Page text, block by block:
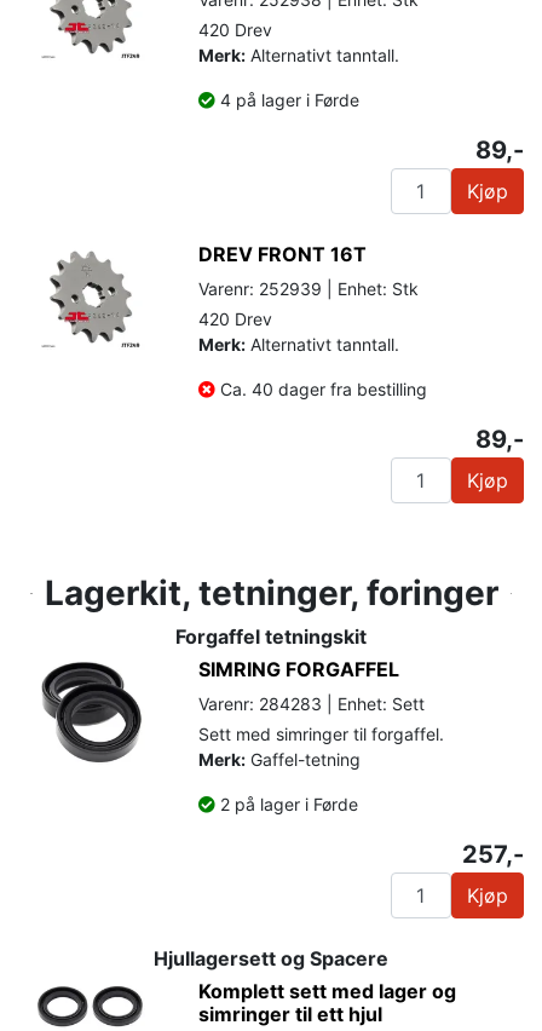
420 Drev
Merk: Alternativt tanntall.
4 på lager i Førde
89,-
Kjøp
DREV FRONT 16T
Varenr: 252939 | Enhet: Stk
420 Drev
Merk: Alternativt tanntall.
Ca. 40 dager fra bestilling
89,-
Kjøp
Lagerkit, tetninger, foringer
Forgaffel tetningskit
SIMRING FORGAFFEL
Varenr: 284283 | Enhet: Sett
Sett med simringer til forgaffel.
Merk: Gaffel-tetning
2 på lager i Førde
257,-
Kjøp
Hjullagersett og Spacere
Komplett sett med lager og
simringer til ett hjul